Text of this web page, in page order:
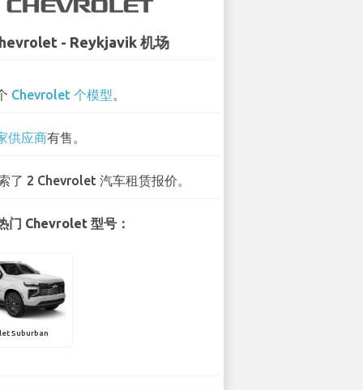
- Reykjavik 机场
Chevrolet 个模型。
供应商有售。
了 2 Chevrolet 汽车租赁报价。
门 Chevrolet 型号：
Suburban